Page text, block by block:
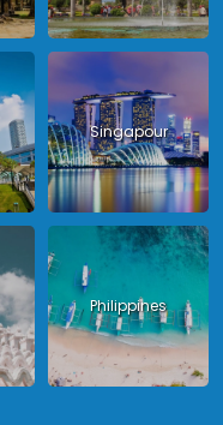
Singapour
Philippines